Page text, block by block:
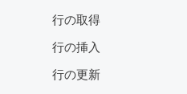
行の取得
行の挿入
行の更新